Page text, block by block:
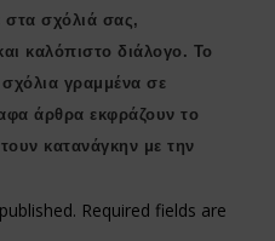
στα σχόλιά σας,
καλόπιστο διάλογο. Το
γραμμένα σε
άρθρα εκφράζουν το
κατανάγκην με την
Required fields are